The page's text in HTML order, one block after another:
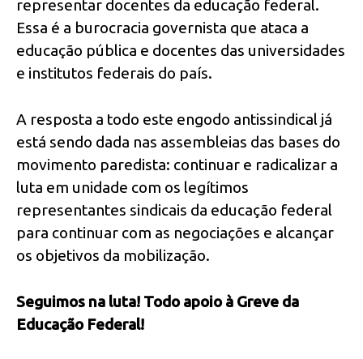
representar docentes da educação federal.
Essa é a burocracia governista que ataca a
educação pública e docentes das universidades
e institutos federais do país.
A resposta a todo este engodo antissindical já
está sendo dada nas assembleias das bases do
movimento paredista: continuar e radicalizar a
luta em unidade com os legítimos
representantes sindicais da educação federal
para continuar com as negociações e alcançar
os objetivos da mobilização.
Seguimos na luta! Todo apoio à Greve da
Educação Federal!